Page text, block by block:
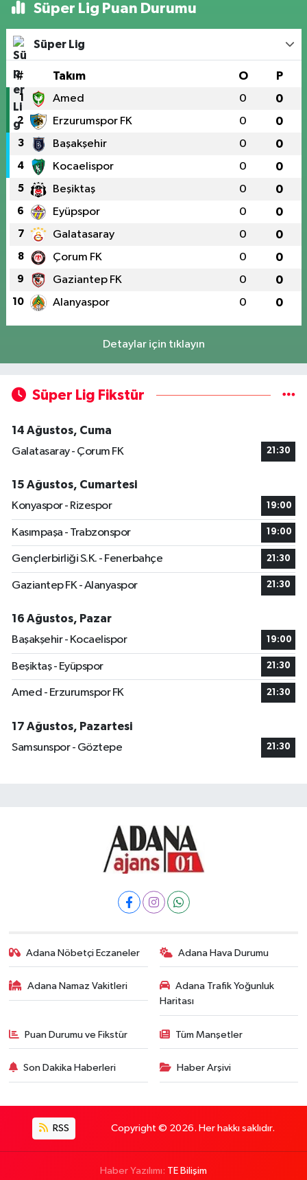
Süper Lig Puan Durumu
Süper Lig
# Takım O P
1 Amed 0 0
2 Erzurumspor FK 0 0
3 Başakşehir 0 0
4 Kocaelispor 0 0
5 Beşiktaş 0 0
6 Eyüpspor 0 0
7 Galatasaray 0 0
8 Çorum FK 0 0
9 Gaziantep FK 0 0
10 Alanyaspor 0 0
Detaylar için tıklayın
Süper Lig Fikstür
14 Ağustos, Cuma
Galatasaray - Çorum FK
21:30
15 Ağustos, Cumartesi
Konyaspor - Rizespor
19:00
Kasımpaşa - Trabzonspor 19:00
Gençlerbirliği S.K. - Fenerbahçe 21:30
Gaziantep FK - Alanyaspor 21:30
16 Ağustos, Pazar
Başakşehir - Kocaelispor
19:00
Beşiktaş - Eyüpspor 21:30
Amed - Erzurumspor FK 21:30
17 Ağustos, Pazartesi
Samsunspor - Göztepe
21:30
Adana Nöbetçi Eczaneler Adana Hava Durumu
Adana Namaz Vakitleri
Adana Trafik Yoğunluk
Haritası
Puan Durumu ve Fikstür Tüm Manşetler
Son Dakika Haberleri Haber Arşivi
RSS Copyright © 2026. Her hakkı saklıdır.
Haber Yazılımı: TE Bilişim